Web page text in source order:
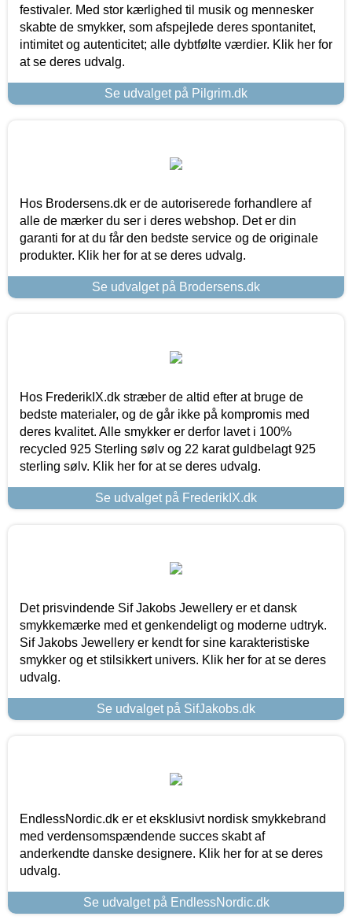
festivaler. Med stor kærlighed til musik og mennesker
skabte de smykker, som afspejlede deres spontanitet,
intimitet og autenticitet; alle dybtfølte værdier. Klik her for
at se deres udvalg.
Se udvalget på Pilgrim.dk
Hos Brodersens.dk er de autoriserede forhandlere af
alle de mærker du ser i deres webshop. Det er din
garanti for at du får den bedste service og de originale
produkter. Klik her for at se deres udvalg.
Se udvalget på Brodersens.dk
Hos FrederikIX.dk stræber de altid efter at bruge de
bedste materialer, og de går ikke på kompromis med
deres kvalitet. Alle smykker er derfor lavet i 100%
recycled 925 Sterling sølv og 22 karat guldbelagt 925
sterling sølv. Klik her for at se deres udvalg.
Se udvalget på FrederikIX.dk
Det prisvindende Sif Jakobs Jewellery er et dansk
smykkemærke med et genkendeligt og moderne udtryk.
Sif Jakobs Jewellery er kendt for sine karakteristiske
smykker og et stilsikkert univers. Klik her for at se deres
udvalg.
Se udvalget på SifJakobs.dk
EndlessNordic.dk er et eksklusivt nordisk smykkebrand
med verdensomspændende succes skabt af
anderkendte danske designere. Klik her for at se deres
udvalg.
Se udvalget på EndlessNordic.dk